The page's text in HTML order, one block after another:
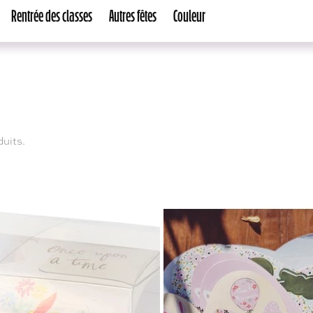
Rentrée des classes Autres fêtes Couleur